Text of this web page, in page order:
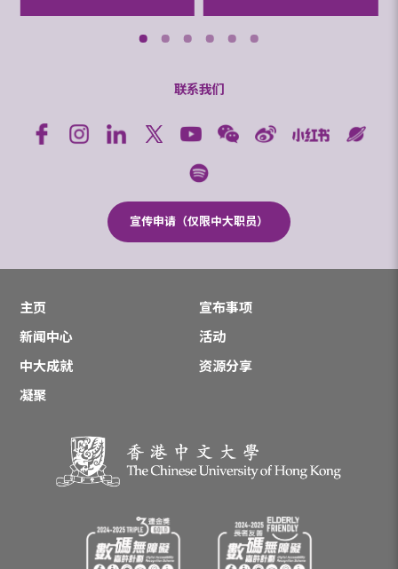
联系我们
宣传申请（仅限中大职员）
主页
宣布事项
新闻中心
活动
中大成就
资源分享
凝聚